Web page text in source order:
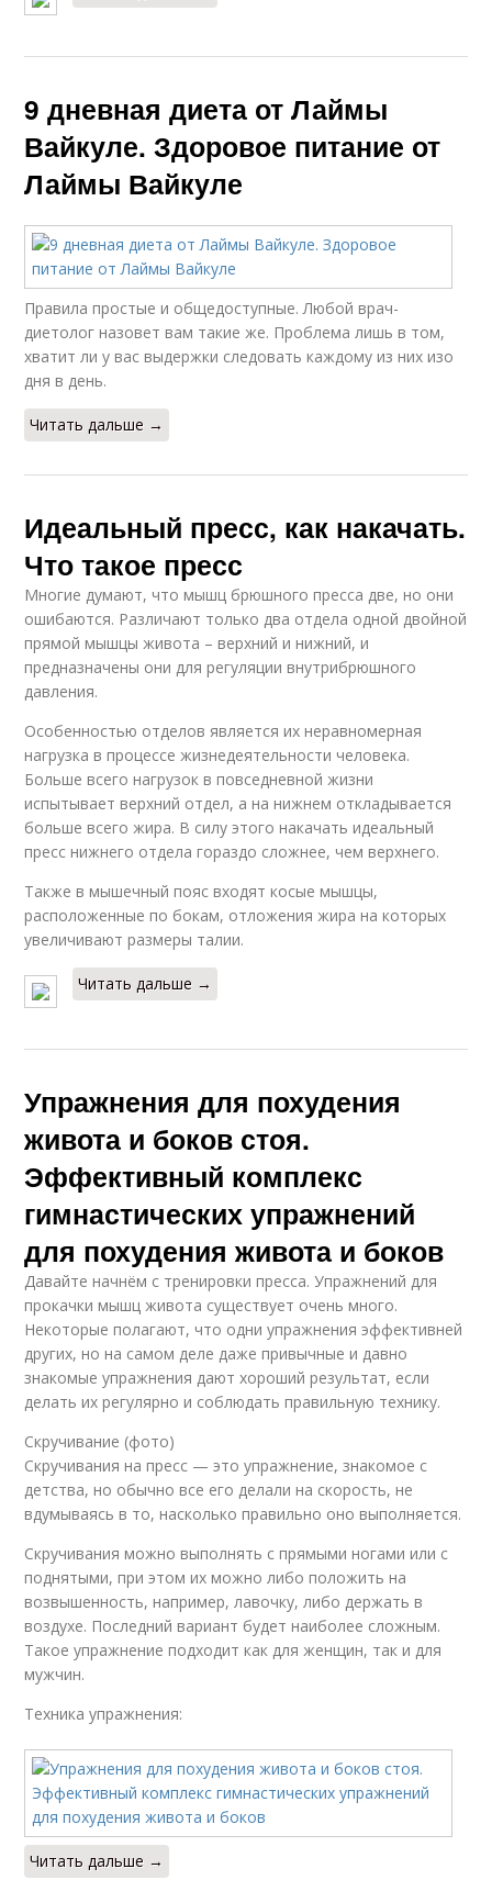
9 дневная диета от Лаймы
Вайкуле. Здоровое питание от
Лаймы Вайкуле
Правила простые и общедоступные. Любой врач-
диетолог назовет вам такие же. Проблема лишь в том,
хватит ли у вас выдержки следовать каждому из них изо
дня в день.
Читать дальше →
Идеальный пресс, как накачать.
Что такое пресс
Многие думают, что мышц брюшного пресса две, но они
ошибаются. Различают только два отдела одной двойной
прямой мышцы живота – верхний и нижний, и
предназначены они для регуляции внутрибрюшного
давления.
Особенностью отделов является их неравномерная
нагрузка в процессе жизнедеятельности человека.
Больше всего нагрузок в повседневной жизни
испытывает верхний отдел, а на нижнем откладывается
больше всего жира. В силу этого накачать идеальный
пресс нижнего отдела гораздо сложнее, чем верхнего.
Также в мышечный пояс входят косые мышцы,
расположенные по бокам, отложения жира на которых
увеличивают размеры талии.
Читать дальше →
Упражнения для похудения
живота и боков стоя.
Эффективный комплекс
гимнастических упражнений
для похудения живота и боков
Давайте начнём с тренировки пресса. Упражнений для
прокачки мышц живота существует очень много.
Некоторые полагают, что одни упражнения эффективней
других, но на самом деле даже привычные и давно
знакомые упражнения дают хороший результат, если
делать их регулярно и соблюдать правильную технику.
Скручивание (фото)
Скручивания на пресс — это упражнение, знакомое с
детства, но обычно все его делали на скорость, не
вдумываясь в то, насколько правильно оно выполняется.
Скручивания можно выполнять с прямыми ногами или с
поднятыми, при этом их можно либо положить на
возвышенность, например, лавочку, либо держать в
воздухе. Последний вариант будет наиболее сложным.
Такое упражнение подходит как для женщин, так и для
мужчин.
Техника упражнения:
Читать дальше →